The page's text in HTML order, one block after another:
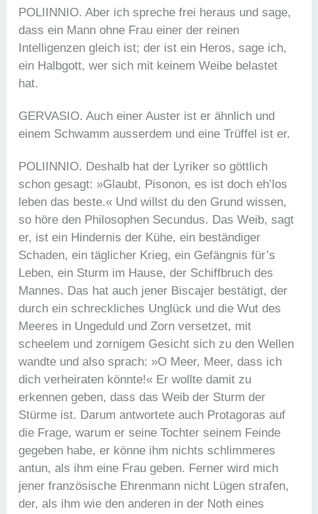
POLIINNIO. Aber ich spreche frei heraus und sage,
dass ein Mann ohne Frau einer der reinen
Intelligenzen gleich ist; der ist ein Heros, sage ich,
ein Halbgott, wer sich mit keinem Weibe belastet
hat.
GERVASIO. Auch einer Auster ist er ähnlich und
einem Schwamm ausserdem und eine Trüffel ist er.
POLIINNIO. Deshalb hat der Lyriker so göttlich
schon gesagt: »Glaubt, Pisonon, es ist doch eh’los
leben das beste.« Und willst du den Grund wissen,
so höre den Philosophen Secundus. Das Weib, sagt
er, ist ein Hindernis der Kühe, ein beständiger
Schaden, ein täglicher Krieg, ein Gefängnis für’s
Leben, ein Sturm im Hause, der Schiffbruch des
Mannes. Das hat auch jener Biscajer bestätigt, der
durch ein schreckliches Unglück und die Wut des
Meeres in Ungeduld und Zorn versetzet, mit
scheelem und zornigem Gesicht sich zu den Wellen
wandte und also sprach: »O Meer, Meer, dass ich
dich verheiraten könnte!« Er wollte damit zu
erkennen geben, dass das Weib der Sturm der
Stürme ist. Darum antwortete auch Protagoras auf
die Frage, warum er seine Tochter seinem Feinde
gegeben habe, er könne ihm nichts schlimmeres
antun, als ihm eine Frau geben. Ferner wird mich
jener französische Ehrenmann nicht Lügen strafen,
der, als ihm wie den anderen in der Noth eines